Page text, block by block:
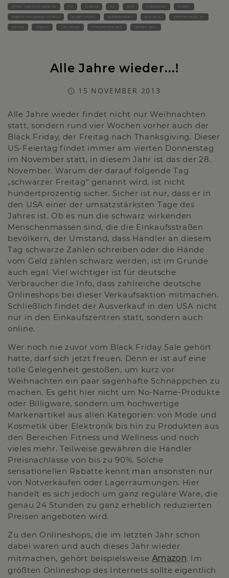
HOTEL- UND FLUGANBIETER TUI CONDOR ITS JAHN TJAEREBORG DORINT
MARRIOT UND RAMADA HOTELS PLANET SPORTS RUNNERS POINT RUNTASTIC SPORTNAHRUNG.AT.
SATURN LENOVO 1 MILLIONEN SCHNÄPPCHENJAGD WERBER GRILL
Alle Jahre wieder...!
15 NOVEMBER 2013
Alle Jahre wieder findet nicht nur Weihnachten
statt, sondern rund vier Wochen vorher auch der
Black Friday, der Freitag nach Thanksgiving. Dieser
US-Feiertag findet immer am vierten Donnerstag
im November statt, in diesem Jahr ist das der 28.
November. Warum der darauf folgende Tag
„schwarzer Freitag“ genannt wird, ist nicht
hundertprozentig sicher. Sicher ist nur, dass er in
den USA einer der umsatzstärksten Tage des
Jahres ist. Ob es nun die schwarz wirkenden
Menschenmassen sind, die die Einkaufsstraßen
bevölkern, der Umstand, dass Händler an diesem
Tag schwarze Zahlen schreiben oder die Hände
vom Geld zählen schwarz werden, ist im Grunde
auch egal. Viel wichtiger ist für deutsche
Verbraucher die Info, dass zahlreiche deutsche
Onlineshops bei dieser Verkaufsaktion mitmachen.
Schließlich findet der Ausverkauf in den USA nicht
nur in den Einkaufszentren statt, sondern auch
online.
Wer noch nie zuvor vom Black Friday Sale gehört
hatte, darf sich jetzt freuen. Denn er ist auf eine
tolle Gelegenheit gestoßen, um kurz vor
Weihnachten ein paar sagenhafte Schnäppchen zu
machen. Es geht hier nicht um No-Name-Produkte
oder Billigware, sondern um hochwertige
Markenartikel aus allen Kategorien: von Mode und
Kosmetik über Elektronik bis hin zu Produkten aus
den Bereichen Fitness und Wellness und noch
vieles mehr. Teilweise gewähren die Händler
Preisnachlässe von bis zu 90%. Solche
sensationellen Rabatte kennt man ansonsten nur
von Notverkäufen oder Lagerräumungen. Hier
handelt es sich jedoch um ganz reguläre Ware, die
genau 24 Stunden zu ganz erheblich reduzierten
Preisen angeboten wird.
Zu den Onlineshops, die im letzten Jahr schon
dabei waren und auch dieses Jahr wieder
mitmachen, gehört beispielsweiseAmazon. Im
größten Onlineshop des Internets sollte eigentlich